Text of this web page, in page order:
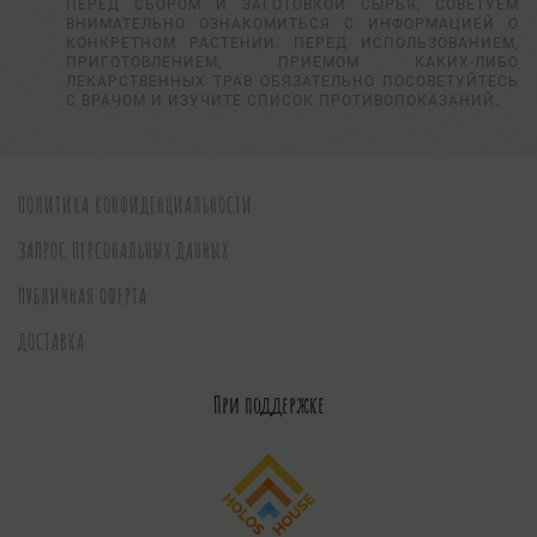
ПЕРЕД СБОРОМ И ЗАГОТОВКОЙ СЫРЬЯ, СОВЕТУЕМ
ВНИМАТЕЛЬНО ОЗНАКОМИТЬСЯ С ИНФОРМАЦИЕЙ О
КОНКРЕТНОМ РАСТЕНИИ. ПЕРЕД ИСПОЛЬЗОВАНИЕМ,
ПРИГОТОВЛЕНИЕМ, ПРИЕМОМ КАКИХ-ЛИБО
ЛЕКАРСТВЕННЫХ ТРАВ ОБЯЗАТЕЛЬНО ПОСОВЕТУЙТЕСЬ
С ВРАЧОМ И ИЗУЧИТЕ СПИСОК ПРОТИВОПОКАЗАНИЙ.
ПОЛИТИКА КОНФИДЕНЦИАЛЬНОСТИ
ЗАПРОС ПЕРСОНАЛЬНЫХ ДАННЫХ
ПУБЛИЧНАЯ ОФЕРТА
ДОСТАВКА
При поддержке